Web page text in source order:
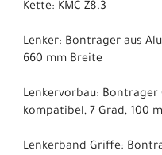
Kette: KMC Z8.3
Lenker: Bontrager aus
660 mm Breite
Lenkervorbau: Bontrager
kompatibel, 7 Grad, 100
Lenkerband Griffe: